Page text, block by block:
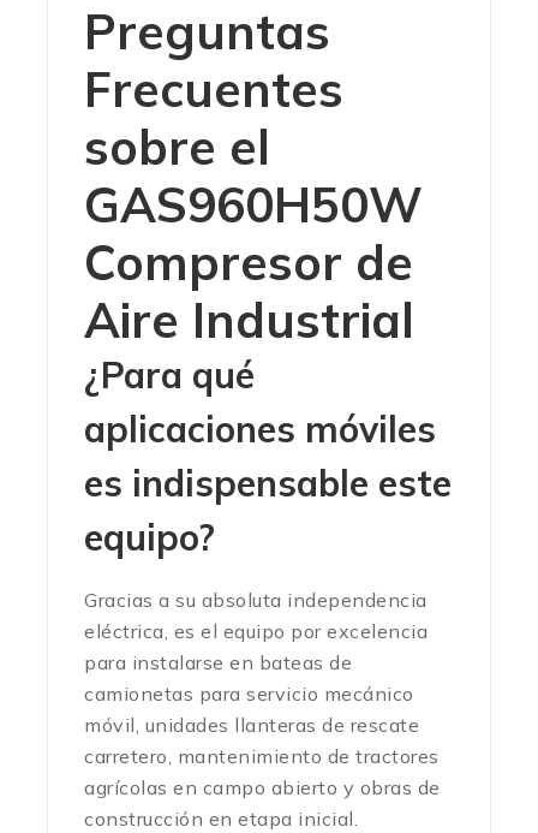
Preguntas
Frecuentes
sobre el
GAS960H50W
Compresor de
Aire Industrial
¿Para qué
aplicaciones móviles
es indispensable este
equipo?
Gracias a su absoluta independencia
eléctrica, es el equipo por excelencia
para instalarse en bateas de
camionetas para servicio mecánico
móvil, unidades llanteras de rescate
carretero, mantenimiento de tractores
agrícolas en campo abierto y obras de
construcción en etapa inicial.